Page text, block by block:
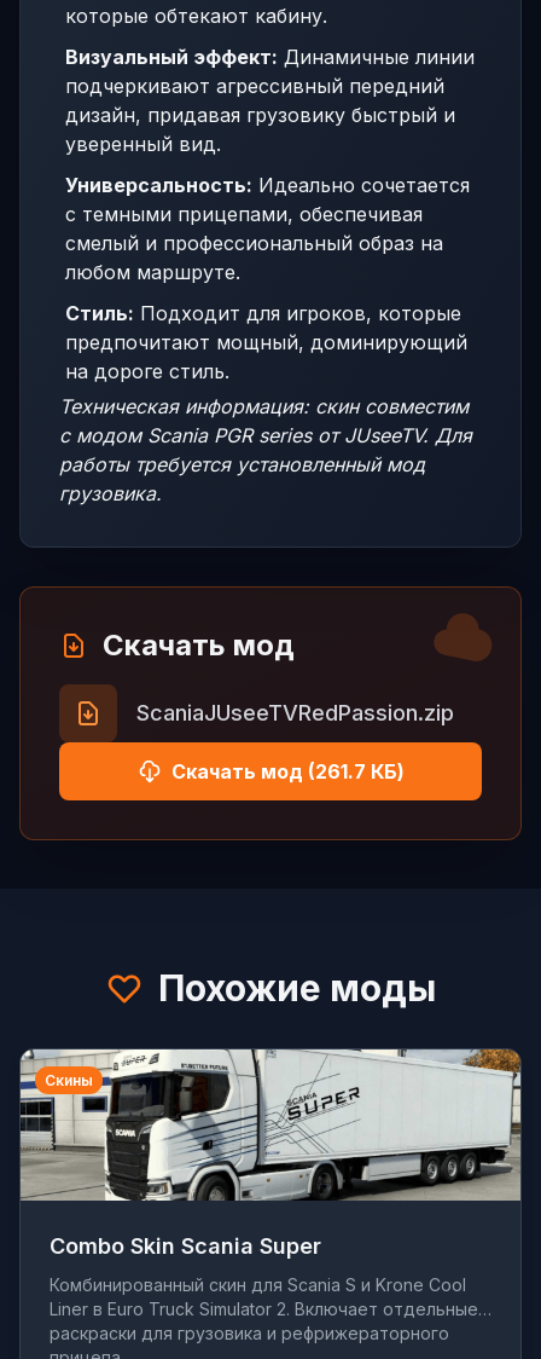
которые обтекают кабину.
Визуальный эффект: Динамичные линии
подчеркивают агрессивный передний
дизайн, придавая грузовику быстрый и
уверенный вид.
Универсальность: Идеально сочетается
с темными прицепами, обеспечивая
смелый и профессиональный образ на
любом маршруте.
Стиль: Подходит для игроков, которые
предпочитают мощный, доминирующий
на дороге стиль.
Техническая информация: скин совместим
с модом Scania PGR series от JUseeTV. Для
работы требуется установленный мод
грузовика.
Скачать мод
ScaniaJUseeTVRedPassion.zip
Скачать мод (261.7 КБ)
Похожие моды
Скины
Combo Skin Scania Super
Комбинированный скин для Scania S и Krone Cool
Liner в Euro Truck Simulator 2. Включает отдельные
раскраски для грузовика и рефрижераторного